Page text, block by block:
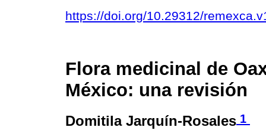
https://doi.org/10.29312/
Flora medicinal de
México: una revisión
Domitila Jarquín-Rosales 1